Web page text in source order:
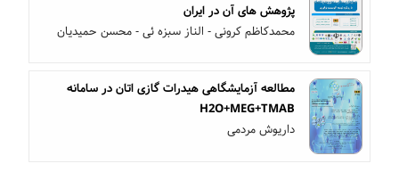
پژوهش های آن در ایران
محمدکاظم کرونی - الناز سبزه ئی - محسن حمیدیان
مطالعه آزمایشگاهی هیدرات گازی اتان در سامانه
H2O+MEG+TMAB
داریوش مردمی